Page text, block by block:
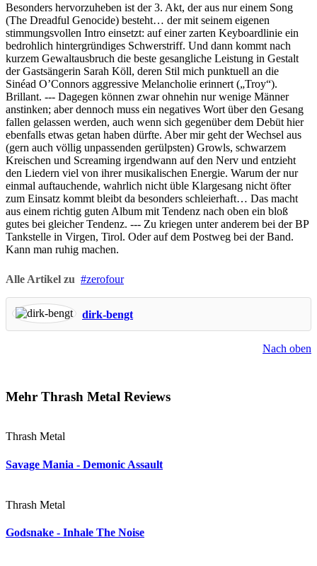
Besonders hervorzuheben ist der 3. Akt, der aus nur einem Song
(The Dreadful Genocide) besteht… der mit seinem eigenen
stimmungsvollen Intro einsetzt: auf einer zarten Keyboardlinie ein
bedrohlich hintergründiges Schwerstriff. Und dann kommt nach
kurzem Gewaltausbruch die beste gesangliche Leistung in Gestalt
der Gastsängerin Sarah Köll, deren Stil mich punktuell an die
Sinéad O’Connors aggressive Melancholie erinnert („Troy“).
Brillant. --- Dagegen können zwar ohnehin nur wenige Männer
anstinken; aber dennoch muss ein negatives Wort über den Gesang
fallen gelassen werden, auch wenn sich gegenüber dem Debüt hier
ebenfalls etwas getan haben dürfte. Aber mir geht der Wechsel aus
(gern auch völlig unpassenden gerülpsten) Growls, schwarzem
Kreischen und Screaming irgendwann auf den Nerv und entzieht
den Liedern viel von ihrer musikalischen Energie. Warum der nur
einmal auftauchende, wahrlich nicht üble Klargesang nicht öfter
zum Einsatz kommt bleibt da besonders schleierhaft… Das macht
aus einem richtig guten Album mit Tendenz nach oben ein bloß
gutes bei gleicher Tendenz. --- Zu kriegen unter anderem bei der BP
Tankstelle in Virgen, Tirol. Oder auf dem Postweg bei der Band.
Kann man ruhig machen.
Alle Artikel zu zerofour
dirk-bengt
Nach oben
Mehr Thrash Metal Reviews
Thrash Metal
Savage Mania - Demonic Assault
Thrash Metal
Godsnake - Inhale The Noise